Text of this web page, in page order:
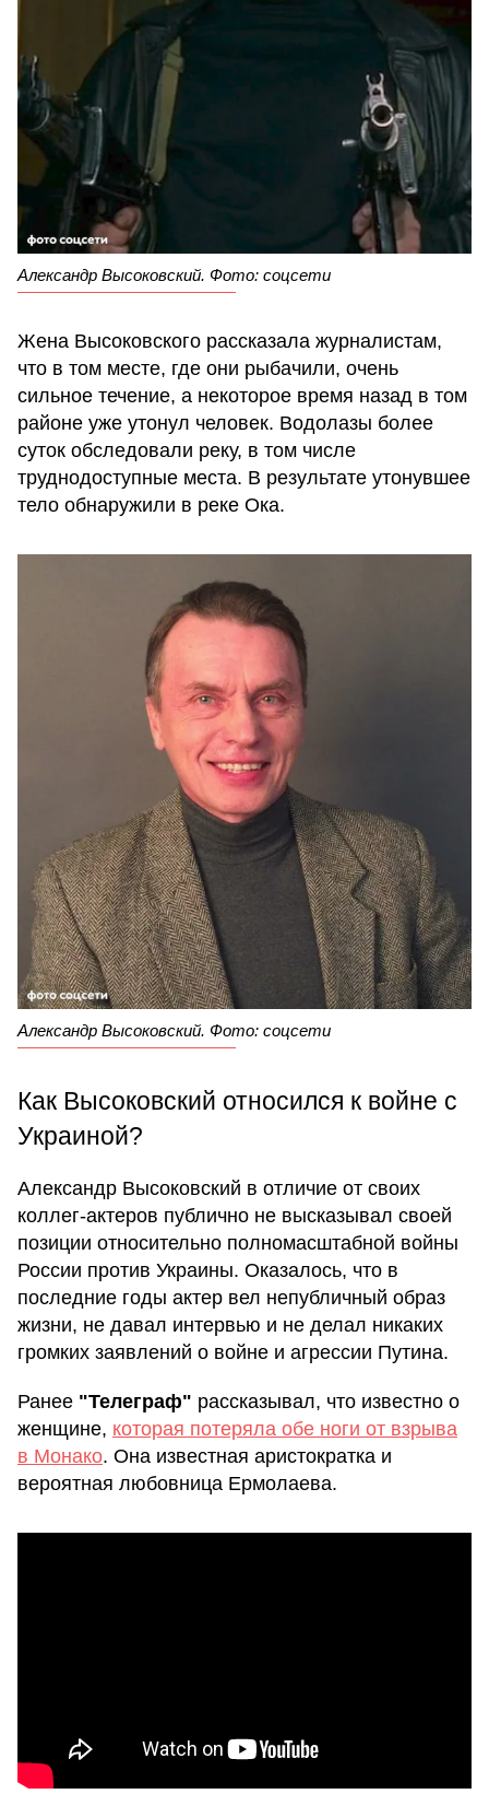
Александр Высоковский. Фото: соцсети
Жена Высоковского рассказала журналистам,
что в том месте, где они рыбачили, очень
сильное течение, а некоторое время назад в том
районе уже утонул человек. Водолазы более
суток обследовали реку, в том числе
труднодоступные места. В результате утонувшее
тело обнаружили в реке Ока.
Александр Высоковский. Фото: соцсети
Как Высоковский относился к войне с
Украиной?
Александр Высоковский в отличие от своих
коллег-актеров публично не высказывал своей
позиции относительно полномасштабной войны
России против Украины. Оказалось, что в
последние годы актер вел непубличный образ
жизни, не давал интервью и не делал никаких
громких заявлений о войне и агрессии Путина.
Ранее "Телеграф" рассказывал, что известно о
женщине, которая потеряла обе ноги от взрыва
в Монако. Она известная аристократка и
вероятная любовница Ермолаева.